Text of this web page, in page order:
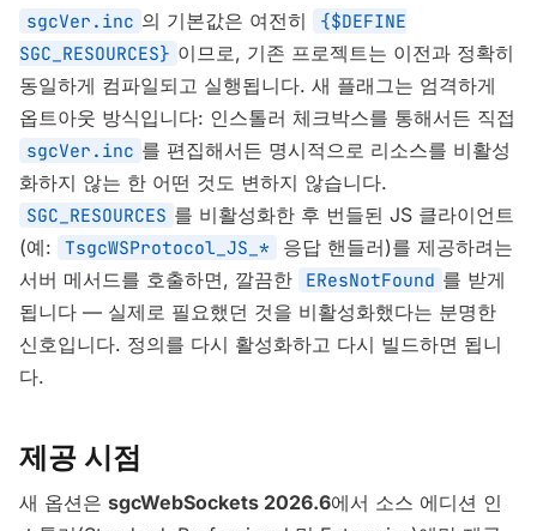
sgcVer.inc 의 기본값은 여전히
{$DEFINE
SGC_RESOURCES} 이므로, 기존 프로젝트는 이전과 정확히
동일하게 컴파일되고 실행됩니다. 새 플래그는 엄격하게
옵트아웃 방식입니다: 인스톨러 체크박스를 통해서든 직접
sgcVer.inc 를 편집해서든 명시적으로 리소스를 비활성
화하지 않는 한 어떤 것도 변하지 않습니다.
SGC_RESOURCES 를 비활성화한 후 번들된 JS 클라이언트
(예:
TsgcWSProtocol_JS_*
응답 핸들러)를 제공하려는
서버 메서드를 호출하면, 깔끔한
EResNotFound 를 받게
됩니다 — 실제로 필요했던 것을 비활성화했다는 분명한
신호입니다. 정의를 다시 활성화하고 다시 빌드하면 됩니
다.
제공 시점
새 옵션은 sgcWebSockets 2026.6에서 소스 에디션 인